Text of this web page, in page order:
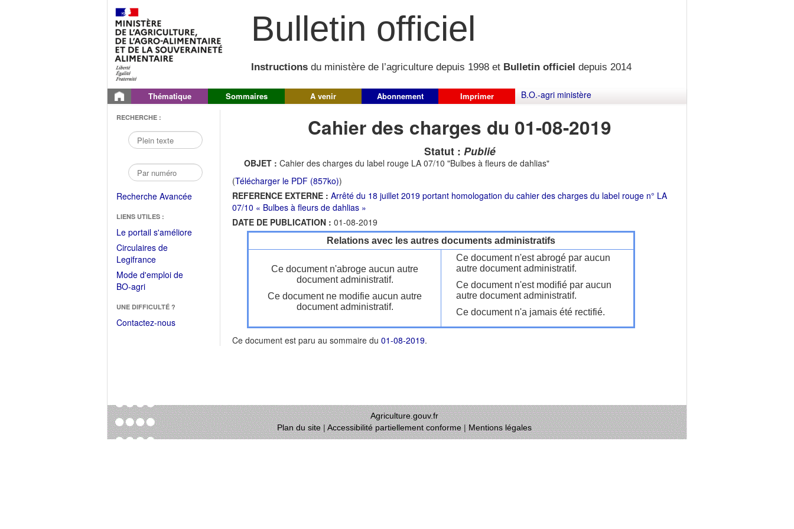
Bulletin officiel
Instructions du ministère de l’agriculture depuis 1998 et Bulletin officiel depuis 2014
Thématique Sommaires A venir Abonnement Imprimer B.O.-agri ministère
RECHERCHE :
Recherche Avancée
LIENS UTILES :
Le portail s'améliore(Fichier
Circulaires de
Legifrance(Ouvrir
dans
une
fenêtre)
Mode d'emploi de
BO-agri(Ouvrir
une
nouvelle
UNE DIFFICULTÉ ?
Contactez-nous
Cahier des charges du 01-08-2019
Statut : Publié
OBJET : Cahier des charges du label rouge LA 07/10 "Bulbes à fleurs de dahlias"
(Télécharger le PDF (857ko))
REFERENCE EXTERNE : Arrêté du 18 juillet 2019 portant homologation du cahier des charges du label rouge n° LA
07/10 « Bulbes à fleurs de dahlias »
DATE DE PUBLICATION : 01-08-2019
Relations avec les autres documents administratifs
Ce document n'abroge aucun autre
document administratif.
Ce document ne modifie aucun autre
document administratif.
Ce document n'est abrogé par aucun
autre document administratif.
Ce document n'est modifié par aucun
autre document administratif.
Ce document n'a jamais été rectifié.
Ce document est paru au sommaire du 01-08-2019.
Agriculture.gouv.fr
Plan du site|Accessibilité partiellement conforme|Mentions légales